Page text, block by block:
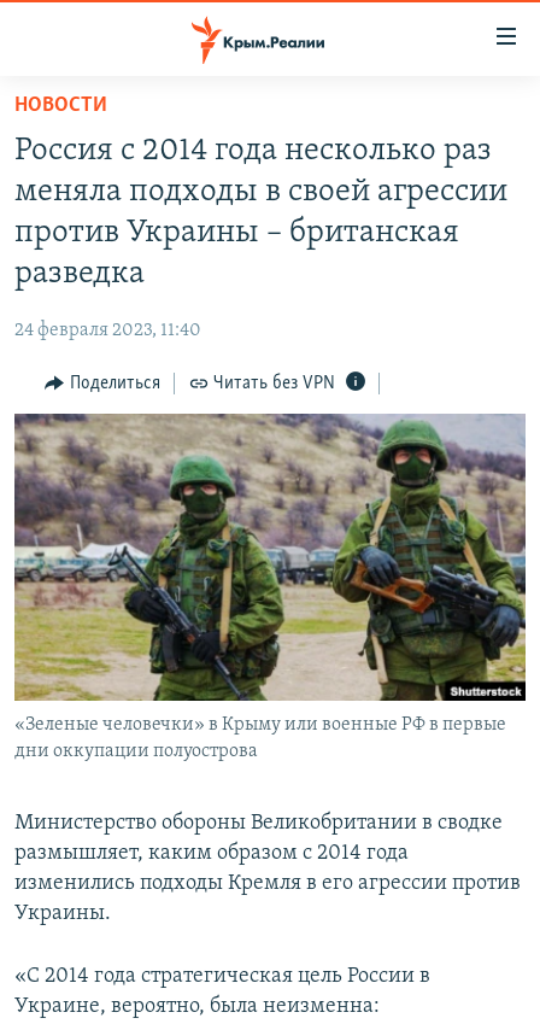
Вернуться
основному
содержанию
главной
Вернутся
поиску
ИНТЕРАКТИВ
ИНФОГРАФИКА
ТЕЛЕПРОЕКТ КРЫМ.РЕАЛИИ
СОВЕТЫ ПРАВОЗАЩИТНИКОВ
ПРОПАВШИЕ БЕЗ ВЕСТИ
ПОБЕДИТЕЛЕЙ НЕ СУДЯТ?
КРЫМ.НЕПОКОРЕННЫЙ
ELIFBE
УКРАИНСКАЯ ПРОБЛЕМА КРЫМА
РАДІО СВОБОДА
КАК ОБОЙТИ БЛОКИРОВКУ
Українською
Qırımtatar
ПРИСОЕДИНЯЙТЕСЬ!
Все сайты RFE/RL
НОВОСТИ
Россия с 2014 года несколько раз
меняла подходы в своей агрессии
против Украины – британская
разведка
24 февраля 2023, 11:40
Поделиться Читать без VPN
«Зеленые человечки» в Крыму или военные РФ в первые
дни оккупации полуострова
Министерство обороны Великобритании в сводке
размышляет, каким образом с 2014 года
изменились подходы Кремля в его агрессии против
Украины.
«С 2014 года стратегическая цель России в
Украине, вероятно, была неизменна: